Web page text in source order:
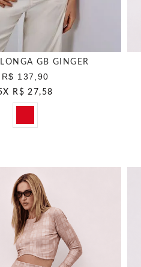
GB GINGER
R$ 137,90
X R$ 27,58